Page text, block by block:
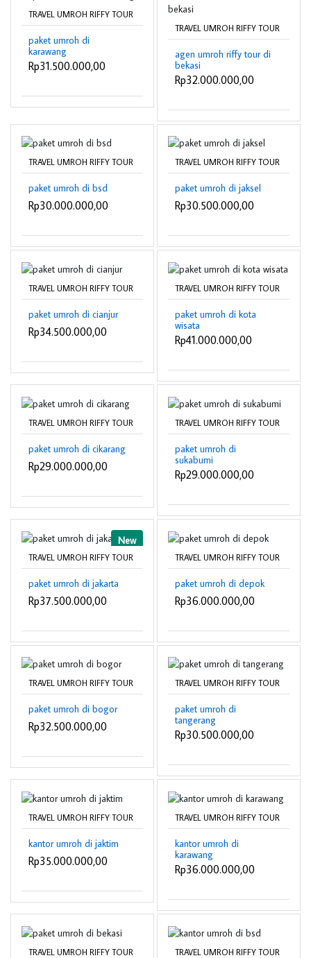
TRAVEL UMROH RIFFY TOUR
paket umroh di
karawang
Rp31.500.000,00
TRAVEL UMROH RIFFY TOUR
agen umroh riffy tour di
bekasi
Rp32.000.000,00
TRAVEL UMROH RIFFY TOUR
paket umroh di bsd
Rp30.000.000,00
TRAVEL UMROH RIFFY TOUR
paket umroh di jaksel
Rp30.500.000,00
TRAVEL UMROH RIFFY TOUR
paket umroh di cianjur
Rp34.500.000,00
TRAVEL UMROH RIFFY TOUR
paket umroh di kota
wisata
Rp41.000.000,00
TRAVEL UMROH RIFFY TOUR
paket umroh di cikarang
Rp29.000.000,00
TRAVEL UMROH RIFFY TOUR
paket umroh di
sukabumi
Rp29.000.000,00
New
TRAVEL UMROH RIFFY TOUR
paket umroh di jakarta
Rp37.500.000,00
TRAVEL UMROH RIFFY TOUR
paket umroh di depok
Rp36.000.000,00
TRAVEL UMROH RIFFY TOUR
paket umroh di bogor
Rp32.500.000,00
TRAVEL UMROH RIFFY TOUR
paket umroh di
tangerang
Rp30.500.000,00
TRAVEL UMROH RIFFY TOUR
kantor umroh di jaktim
Rp35.000.000,00
TRAVEL UMROH RIFFY TOUR
kantor umroh di
karawang
Rp36.000.000,00
TRAVEL UMROH RIFFY TOUR TRAVEL UMROH RIFFY TOUR